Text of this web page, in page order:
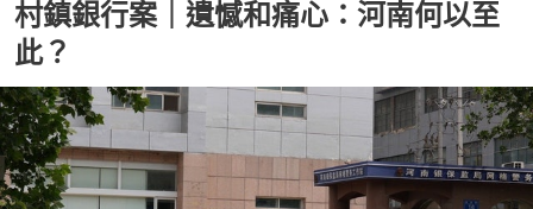
村鎮銀行案｜遺憾和痛心：河南何以至
此？